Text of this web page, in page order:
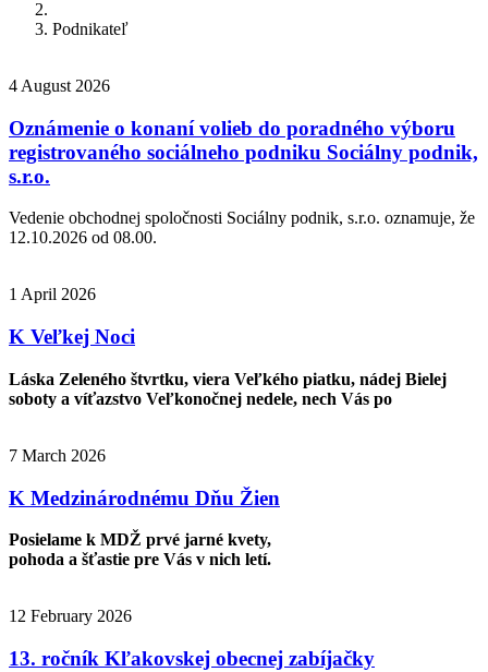
Breadcrumb
Podnikateľ
4 August 2026
Oznámenie o konaní volieb do poradného výboru
registrovaného sociálneho podniku Sociálny podnik,
s.r.o.
Vedenie obchodnej spoločnosti Sociálny podnik, s.r.o. oznamuje, že
12.10.2026 od 08.00.
1 April 2026
K Veľkej Noci
Láska Zeleného štvrtku, viera Veľkého piatku, nádej Bielej
soboty a víťazstvo Veľkonočnej nedele, nech Vás po
7 March 2026
K Medzinárodnému Dňu Žien
Posielame k MDŽ prvé jarné kvety,
pohoda a šťastie pre Vás v nich letí.
12 February 2026
13. ročník Kľakovskej obecnej zabíjačky